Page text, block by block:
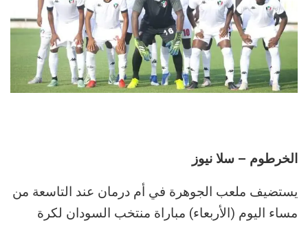
الخرطوم – سلا نيوز
يستضيف ملعب الجوهرة في أم درمان عند التاسعة من
مساء اليوم (الأربعاء) مباراة منتخب السودان لكرة